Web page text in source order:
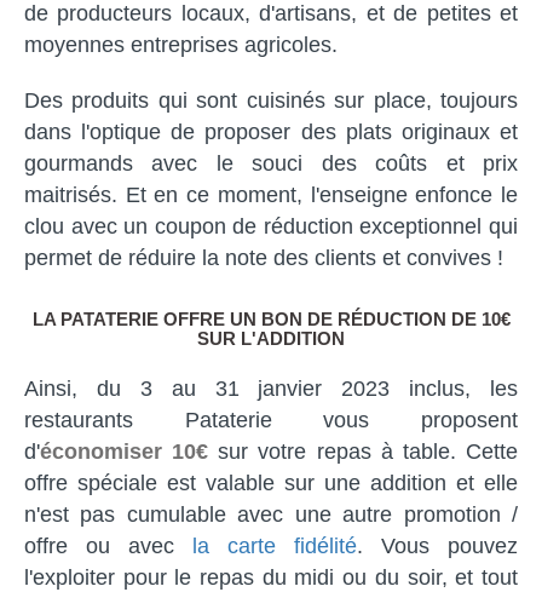
de producteurs locaux, d'artisans, et de petites et
moyennes entreprises agricoles.
Des produits qui sont cuisinés sur place, toujours
dans l'optique de proposer des plats originaux et
gourmands avec le souci des coûts et prix
maitrisés. Et en ce moment, l'enseigne enfonce le
clou avec un coupon de réduction exceptionnel qui
permet de réduire la note des clients et convives !
LA PATATERIE OFFRE UN BON DE RÉDUCTION DE 10€
SUR L'ADDITION
Ainsi, du 3 au 31 janvier 2023 inclus, les
restaurants Pataterie vous proposent
d'économiser 10€ sur votre repas à table. Cette
offre spéciale est valable sur une addition et elle
n'est pas cumulable avec une autre promotion /
offre ou avec
la carte fidélité. Vous pouvez
l'exploiter pour le repas du midi ou du soir, et tout